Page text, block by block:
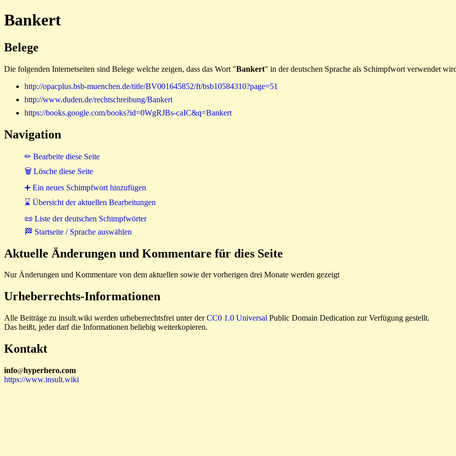
Bankert
Belege
Die folgenden Internetseiten sind Belege welche zeigen, dass das Wort "Bankert" in der deutschen Sprache als Schimpfwort verwendet
http://opacplus.bsb-muenchen.de/title/BV001645852/ft/bsb10584310?page=51
http://www.duden.de/rechtschreibung/Bankert
https://books.google.com/books?id=0WgRJBs-caIC&q=Bankert
Navigation
✏ Bearbeite diese Seite
🗑 Lösche diese Seite
➕ Ein neues Schimpfwort hinzufügen
⌛ Übersicht der aktuellen Bearbeitungen
📜 Liste der deutschen Schimpfwörter
🏁 Startseite / Sprache auswählen
Aktuelle Änderungen und Kommentare für dies Seite
Nur Änderungen und Kommentare von dem aktuellen sowie der vorherigen drei Monate werden gezeigt
Urheberrechts-Informationen
Alle Beiträge zu insult.wiki werden urheberrechtsfrei unter derCC0 1.0 Universal Public Domain Dedication zur Verfügung gestellt.
Das heißt, jeder darf die Informationen beliebig weiterkopieren.
Kontakt
info@hyperhero.com
https://www.insult.wiki